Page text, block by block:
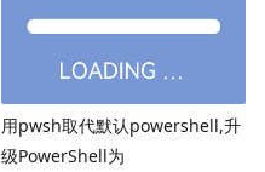
用pwsh取代默认powershell,升
级PowerShell为